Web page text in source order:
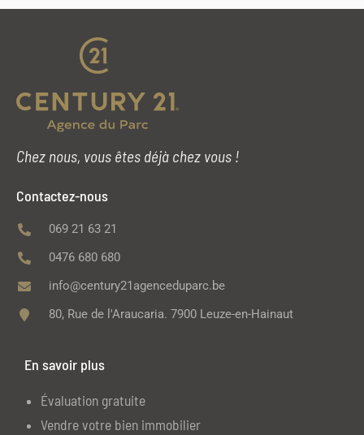
Chez nous, vous êtes déjà chez vous !
Contactez-nous
069 21 63 21
0476 680 680
info@century21agenceduparc.be
80, Rue de l'Araucaria. 7900 Leuze-en-Hainaut
En savoir plus
Évaluation gratuite
Vendre votre bien immobilier